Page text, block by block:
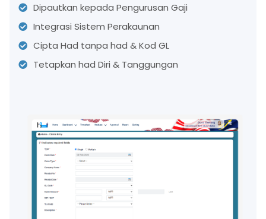
Dipautkan kepada Pengurusan Gaji
Integrasi Sistem Perakaunan
Cipta Had tanpa had & Kod GL
Tetapkan had Diri & Tanggungan